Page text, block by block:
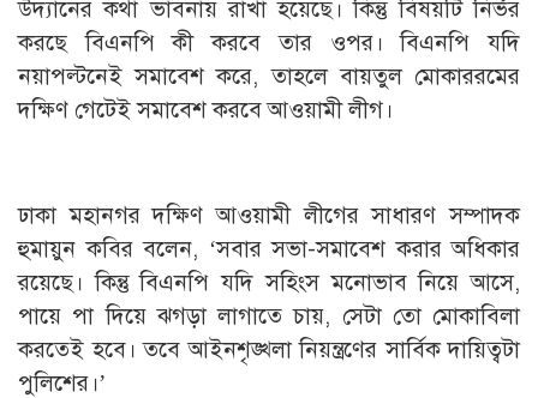
উদ্যানের কথা ভাবনায় রাখা হয়েছে। কিন্তু বিষয়টি নির্ভর
করছে বিএনপি কী করবে তার ওপর। বিএনপি যদি
নয়াপল্টনেই সমাবেশ করে, তাহলে বায়তুল মোকাররমের
দক্ষিণ গেটেই সমাবেশ করবে আওয়ামী লীগ।
ঢাকা মহানগর দক্ষিণ আওয়ামী লীগের সাধারণ সম্পাদক
হুমায়ুন কবির বলেন, ‘সবার সভা-সমাবেশ করার অধিকার
রয়েছে। কিন্তু বিএনপি যদি সহিংস মনোভাব নিয়ে আসে,
পায়ে পা দিয়ে ঝগড়া লাগাতে চায়, সেটা তো মোকাবিলা
করতেই হবে। তবে আইনশৃঙ্খলা নিয়ন্ত্রণের সার্বিক দায়িত্বটা
পুলিশের।’